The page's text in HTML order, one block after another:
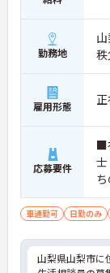
勤務地
雇用形態
応募要件
■
車通勤可 日勤のみ
山梨県山梨市に